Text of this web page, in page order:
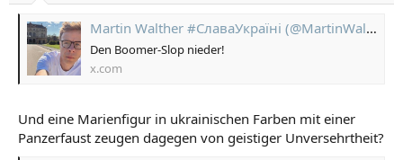
Martin Walther #СлаваУкраїні (@MartinWaltherDD) on X
Den Boomer-Slop nieder!
x.com
Und eine Marienfigur in ukrainischen Farben mit einer
Panzerfaust zeugen dagegen von geistiger Unversehrtheit?